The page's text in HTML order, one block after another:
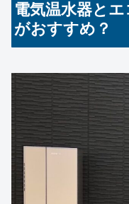
電気温水器と
がおすすめ？